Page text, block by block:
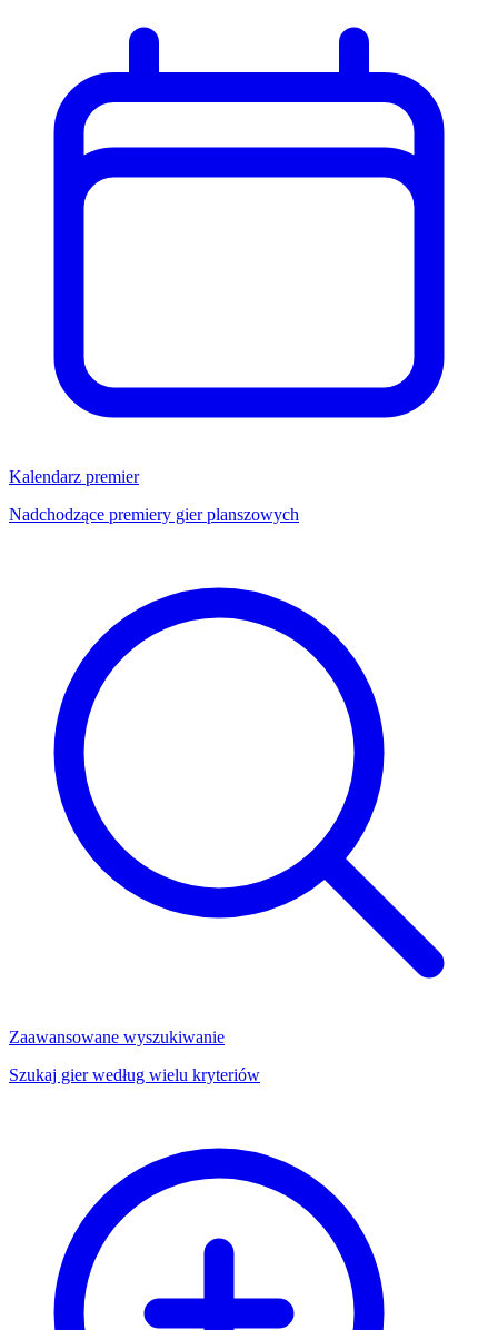
Kalendarz premier
Nadchodzące premiery gier planszowych
Zaawansowane wyszukiwanie
Szukaj gier według wielu kryteriów